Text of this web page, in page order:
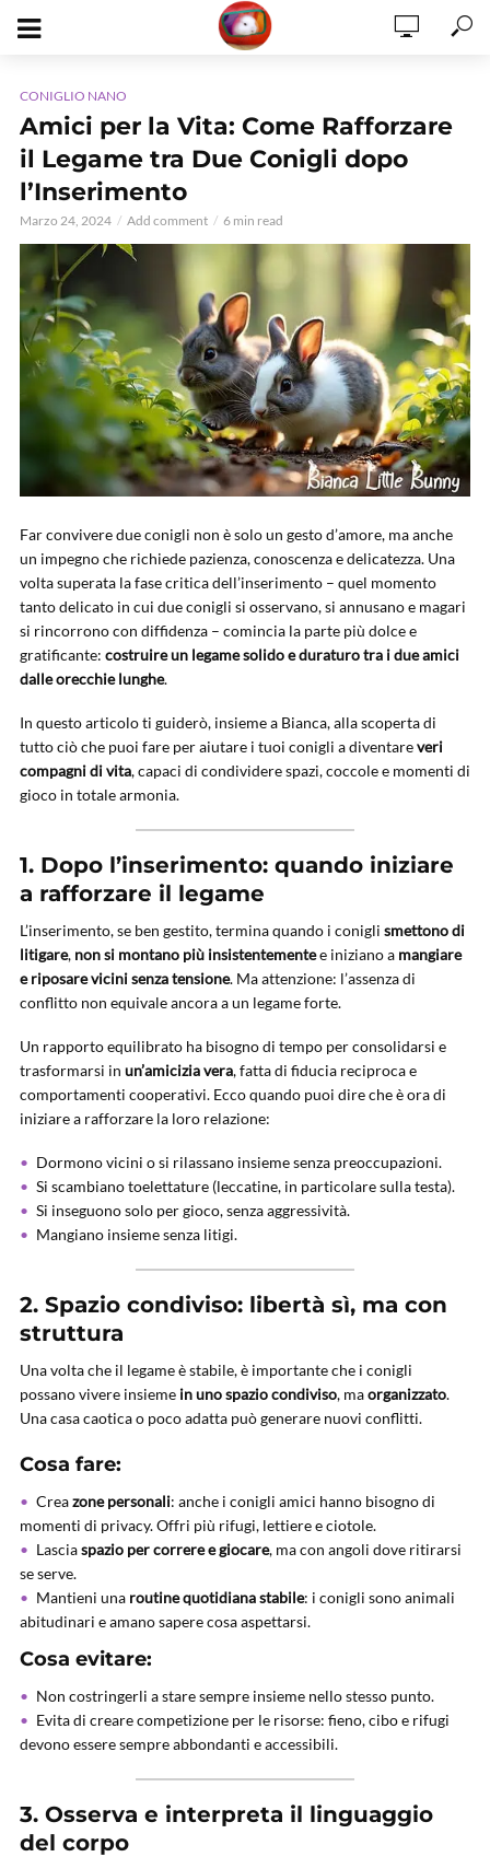
CONIGLIO NANO
Amici per la Vita: Come Rafforzare
il Legame tra Due Conigli dopo
l’Inserimento
Marzo 24, 2024 Add comment 6 min read
Far convivere due conigli non è solo un gesto d’amore, ma anche
un impegno che richiede pazienza, conoscenza e delicatezza. Una
volta superata la fase critica dell’inserimento – quel momento
tanto delicato in cui due conigli si osservano, si annusano e magari
si rincorrono con diffidenza – comincia la parte più dolce e
gratificante: costruire un legame solido e duraturo tra i due amici
dalle orecchie lunghe.
In questo articolo ti guiderò, insieme a Bianca, alla scoperta di
tutto ciò che puoi fare per aiutare i tuoi conigli a diventareveri
compagni di vita, capaci di condividere spazi, coccole e momenti di
gioco in totale armonia.
1. Dopo l’inserimento: quando iniziare
a rafforzare il legame
L’inserimento, se ben gestito, termina quando i conigli smettono di
litigare, non si montano più insistentementee iniziano a mangiare
e riposare vicini senza tensione. Ma attenzione: l’assenza di
conflitto non equivale ancora a un legame forte.
Un rapporto equilibrato ha bisogno di tempo per consolidarsi e
trasformarsi in un’amicizia vera, fatta di fiducia reciproca e
comportamenti cooperativi. Ecco quando puoi dire che è ora di
iniziare a rafforzare la loro relazione:
Dormono vicini o si rilassano insieme senza preoccupazioni.
Si scambiano toelettature (leccatine, in particolare sulla testa).
Si inseguono solo per gioco, senza aggressività.
Mangiano insieme senza litigi.
2. Spazio condiviso: libertà sì, ma con
struttura
Una volta che il legame è stabile, è importante che i conigli
possano vivere insieme in uno spazio condiviso, maorganizzato.
Una casa caotica o poco adatta può generare nuovi conflitti.
Cosa fare:
Creazone personali: anche i conigli amici hanno bisogno di
momenti di privacy. Offri più rifugi, lettiere e ciotole.
Lasciaspazio per correre e giocare, ma con angoli dove ritirarsi
se serve.
Mantieni una routine quotidiana stabile: i conigli sono animali
abitudinari e amano sapere cosa aspettarsi.
Cosa evitare:
Non costringerli a stare sempre insieme nello stesso punto.
Evita di creare competizione per le risorse: fieno, cibo e rifugi
devono essere sempre abbondanti e accessibili.
3. Osserva e interpreta il linguaggio
del corpo